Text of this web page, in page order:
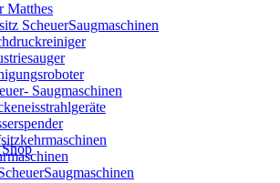
Matthes
ScheuerSaugmaschinen
Saugmaschinen